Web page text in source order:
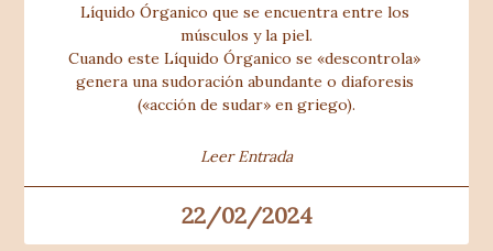
Líquido Órganico que se encuentra entre los
músculos y la piel.
Cuando este Líquido Órganico se «descontrola»
genera una sudoración abundante o diaforesis
(«acción de sudar» en griego).
Leer Entrada
22/02/2024